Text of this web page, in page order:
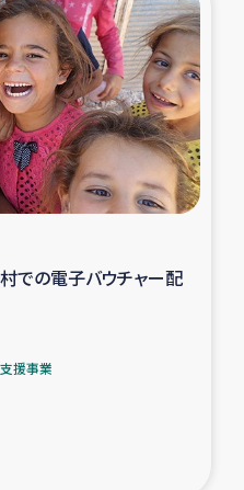
での電子バウチャー配
援事業